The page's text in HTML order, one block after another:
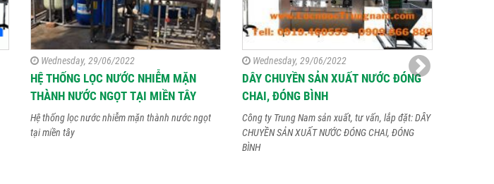
Wednesday, 29/06/2022
HỆ THỐNG LỌC NƯỚC NHIỄM MẶN
THÀNH NƯỚC NGỌT TẠI MIỀN TÂY
Hệ thống lọc nước nhiễm mặn thành nước ngọt
tại miền tây
Wednesday, 29/06/2022
DÂY CHUYỀN SẢN XUẤT NƯỚC ĐÓNG
CHAI, ĐÓNG BÌNH
Công ty Trung Nam sản xuất, tư vấn, lắp đặt: DÂY
CHUYỀN SẢN XUẤT NƯỚC ĐÓNG CHAI, ĐÓNG
BÌNH